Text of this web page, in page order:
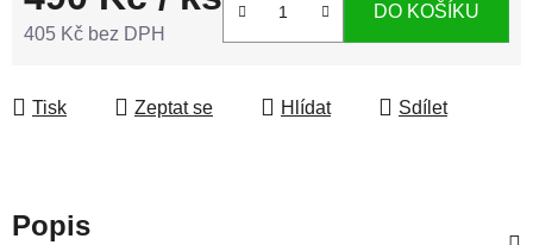
405 Kč bez DPH
DO KOŠÍKU
Tisk Zeptat se Hlídat Sdílet
Popis